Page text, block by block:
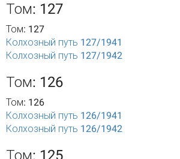
Том: 127
Том: 127
Колхозный путь 127/1941
Колхозный путь 127/1942
Том: 126
Том: 126
Колхозный путь 126/1941
Колхозный путь 126/1942
Том: 125